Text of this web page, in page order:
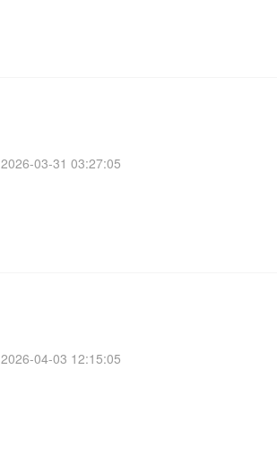
2026-03-31 03:27:05
2026-04-03 12:15:05